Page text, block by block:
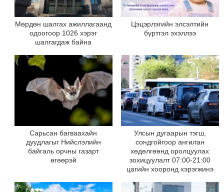
Мөрдөн шалгах ажиллагаанд
одоогоор 1026 хэрэг
шалгагдаж байна
Цэцэрлэгийн элсэлтийн
бүртгэл эхэллээ
Сарьсан багваахайн
дуудлагыг Нийслэлийн
байгаль орчны газарт
өгөөрэй
Улсын дугаарын тэгш,
сондгойгоор ангилан
хөдөлгөөнд оролцуулах
зохицуулалт 07:00-21:00
цагийн хооронд хэрэгжинэ